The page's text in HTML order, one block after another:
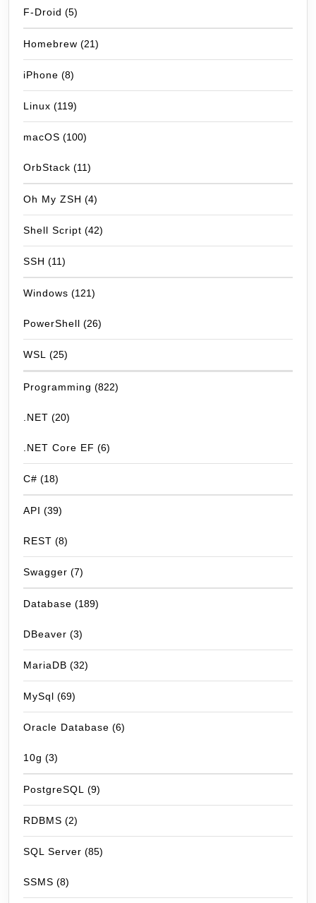
F-Droid (5)
Homebrew (21)
iPhone (8)
Linux (119)
macOS (100)
OrbStack (11)
Oh My ZSH (4)
Shell Script (42)
SSH (11)
Windows (121)
PowerShell (26)
WSL (25)
Programming (822)
.NET (20)
.NET Core EF (6)
C# (18)
API (39)
REST (8)
Swagger (7)
Database (189)
DBeaver (3)
MariaDB (32)
MySql (69)
Oracle Database (6)
10g (3)
PostgreSQL (9)
RDBMS (2)
SQL Server (85)
SSMS (8)